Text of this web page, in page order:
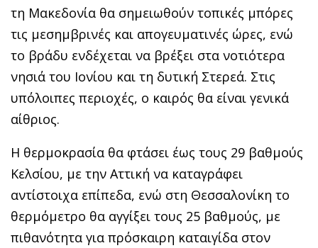
τη Μακεδονία θα σημειωθούν τοπικές μπόρες
τις μεσημβρινές και απογευματινές ώρες, ενώ
το βράδυ ενδέχεται να βρέξει στα νοτιότερα
νησιά του Ιονίου και τη δυτική Στερεά. Στις
υπόλοιπες περιοχές, ο καιρός θα είναι γενικά
αίθριος.
Η θερμοκρασία θα φτάσει έως τους 29 βαθμούς
Κελσίου, με την Αττική να καταγράφει
αντίστοιχα επίπεδα, ενώ στη Θεσσαλονίκη το
θερμόμετρο θα αγγίξει τους 25 βαθμούς, με
πιθανότητα για πρόσκαιρη καταιγίδα στον